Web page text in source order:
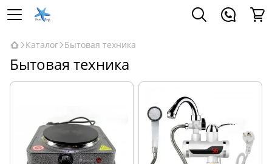
Каталог Бытовая техника
Бытовая техника